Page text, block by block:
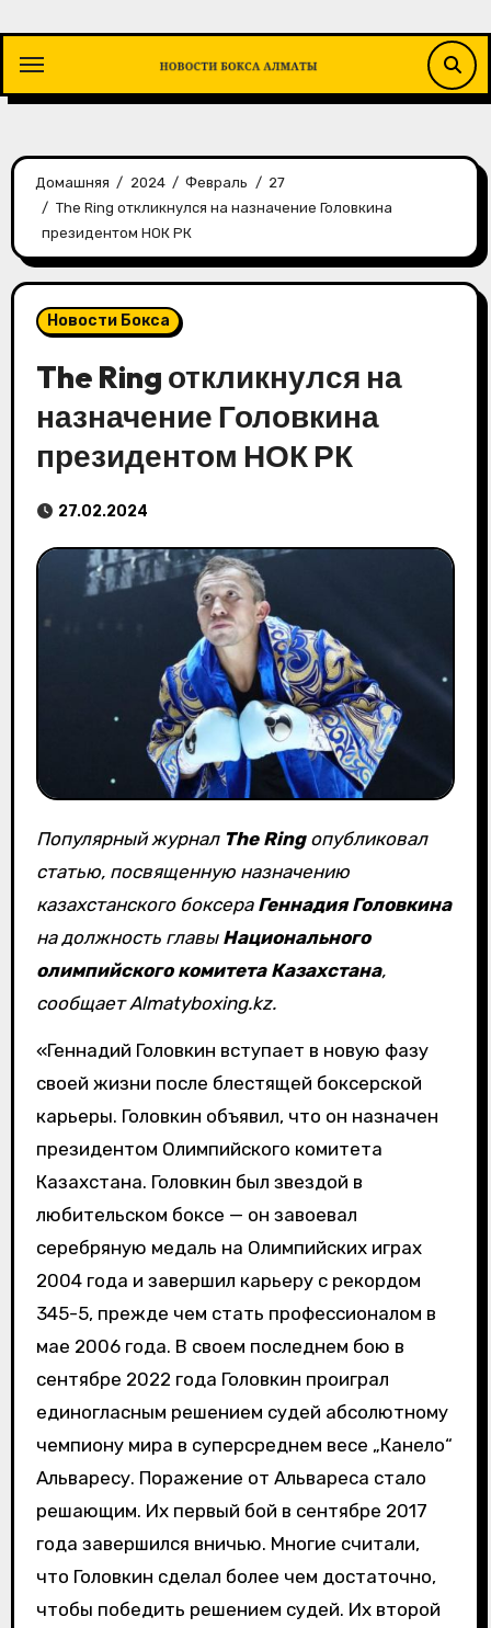
содержимому
Домашняя 2024 Февраль
27
The Ring откликнулся на назначение Головкина
президентом НОК РК
Новости Бокса
The Ring откликнулся на
назначение Головкина
президентом НОК РК
27.02.2024
Популярный журнал The Ringопубликовал
статью, посвященную назначению
казахстанского боксера Геннадия Головкина
на должность главы Национального
олимпийского комитета Казахстана,
сообщает Almatyboxing.kz.
«Геннадий Головкин вступает в новую фазу
своей жизни после блестящей боксерской
карьеры. Головкин объявил, что он назначен
президентом Олимпийского комитета
Казахстана. Головкин был звездой в
любительском боксе — он завоевал
серебряную медаль на Олимпийских играх
2004 года и завершил карьеру с рекордом
345-5, прежде чем стать профессионалом в
мае 2006 года. В своем последнем бою в
сентябре 2022 года Головкин проиграл
единогласным решением судей абсолютному
чемпиону мира в суперсреднем весе „Канело“
Альваресу. Поражение от Альвареса стало
решающим. Их первый бой в сентябре 2017
года завершился вничью. Многие считали,
что Головкин сделал более чем достаточно,
чтобы победить решением судей. Их второй